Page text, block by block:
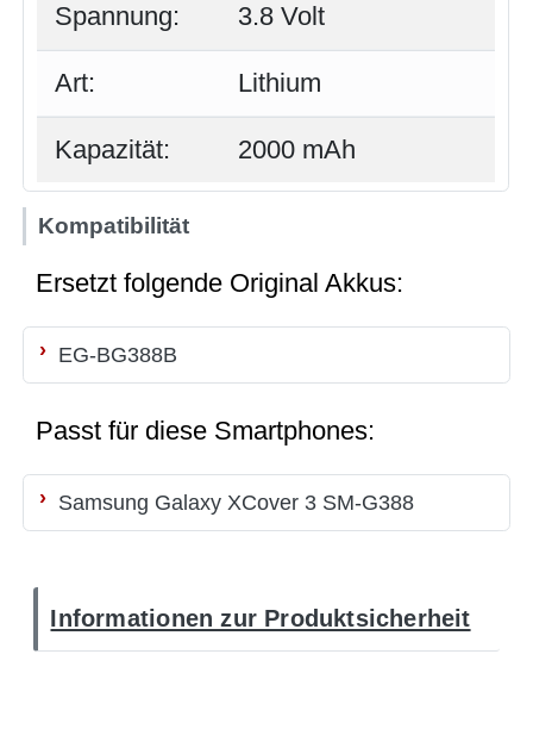
Spannung: 3.8 Volt
Art: Lithium
Kapazität: 2000 mAh
Kompatibilität
Ersetzt folgende Original Akkus:
EG-BG388B
Passt für diese Smartphones:
Samsung Galaxy XCover 3 SM-G388
Informationen zur Produktsicherheit